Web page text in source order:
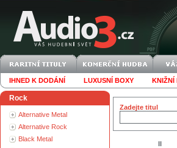
IHNED K DODÁNÍ LUXUSNÍ BOXY KNIŽNÍ
Rock
Alternative Metal
Alternative Rock
Black Metal
Zadejte titul
II